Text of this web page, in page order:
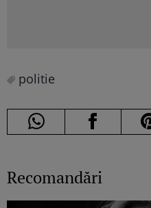
politie
Recomandări